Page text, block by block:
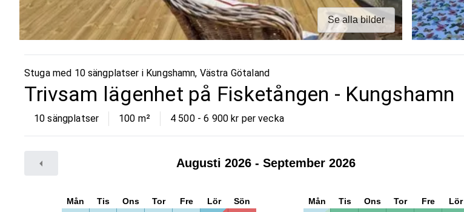
Se alla bilder
Stuga med 10 sängplatser i Kungshamn, Västra Götaland
Trivsam lägenhet på Fisketången - Kungshamn
10 sängplatser 100 m² 4 500 - 6 900 kr per vecka
Augusti 2026- September 2026
Mån Tis Ons Tor Fre Lör
Sön
Mån Tis Ons Tor Fre Lör